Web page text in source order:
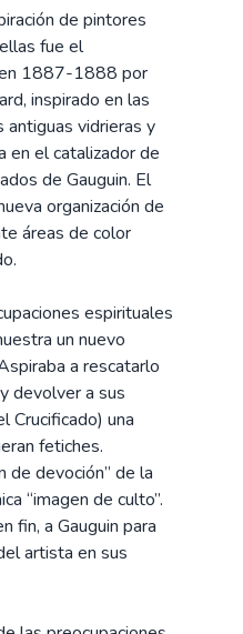
de pintores
fue el
1887-1888 por
inspirado en las
antiguas vidrieras y
en el catalizador de
de Gauguin. El
organización de
áreas de color
espirituales
un nuevo
a rescatarlo
devolver a sus
Crucificado) una
fetiches.
de devoción” de la
“imagen de culto”.
fin, a Gauguin para
artista en sus